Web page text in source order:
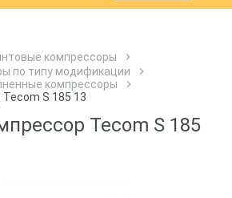
компрессоры
по типу модификации
компрессоры
S 185 13
Tecom S 185